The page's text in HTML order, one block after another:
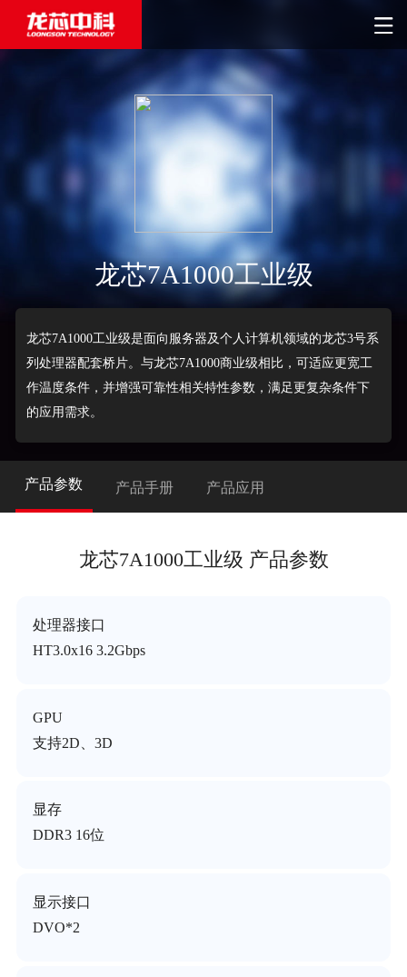
龙芯7A1000工业级
龙芯7A1000工业级是面向服务器及个人计算机领域的龙芯3号系
列处理器配套桥片。与龙芯7A1000商业级相比，可适应更宽工
作温度条件，并增强可靠性相关特性参数，满足更复杂条件下
的应用需求。
产品参数 产品手册 产品应用
龙芯7A1000工业级 产品参数
处理器接口
HT3.0x16 3.2Gbps
GPU
支持2D、3D
显存
DDR3 16位
显示接口
DVO*2